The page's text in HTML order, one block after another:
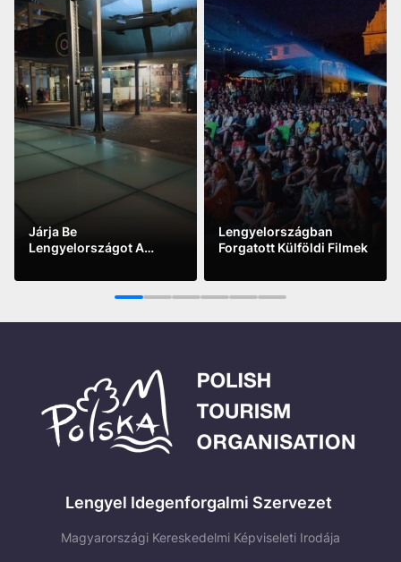
Járja Be
Lengyelországot A
Múzeumok
See more
Lengyelországban
Forgatott Külföldi Filmek
See more
1 2 3 4 5 6
Lengyel Idegenforgalmi Szervezet
Magyarországi Kereskedelmi Képviseleti Irodája